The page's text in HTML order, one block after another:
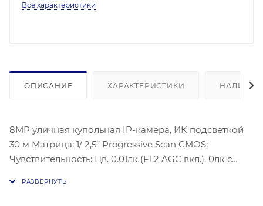
Все характеристики
ОПИСАНИЕ ХАРАКТЕРИСТИКИ НАЛИЧИЕ
8MP уличная купольная IP-камера, ИК подсветкой
30 м Матрица: 1/ 2,5’’ Progressive Scan CMOS;
Чувствительность: Цв. 0.01лк (F1,2 AGC вкл.), 0лк с